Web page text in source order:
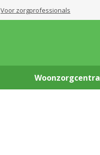
Voor zorgprofessionals
Woonzorgcentra